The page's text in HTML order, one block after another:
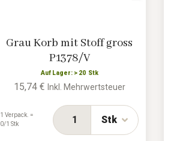
Grau Korb mit Stoff gross
P1378/V
Auf Lager: > 20 Stk
15,74 € Inkl. Mehrwertsteuer
Stk
1 Verpack. =
0/1 Stk